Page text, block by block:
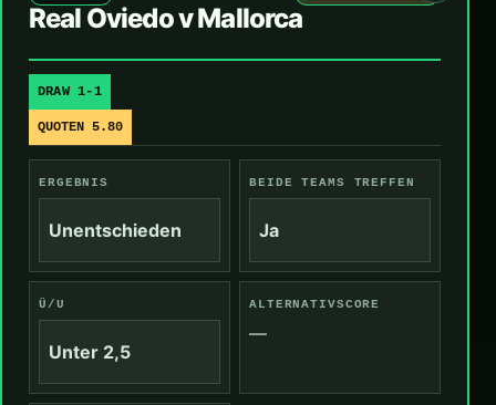
Real Oviedo v Mallorca
DRAW 1-1
QUOTEN 5.80
ERGEBNIS
Unentschieden
BEIDE TEAMS TREFFEN
Ja
Ü/U
Unter 2,5
ALTERNATIVSCORE
—